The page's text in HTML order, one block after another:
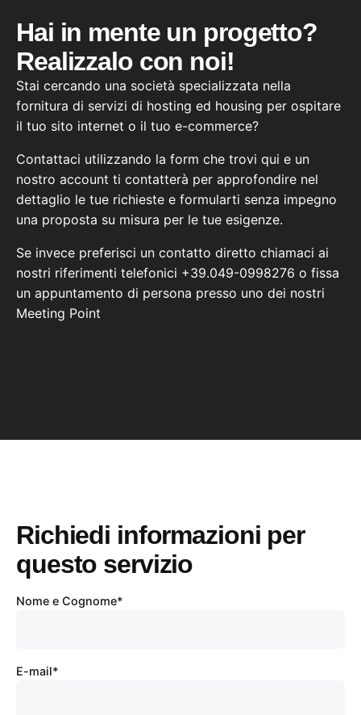
Hai in mente un progetto?
Realizzalo con noi!
Stai cercando una società specializzata nella
fornitura di servizi di hosting ed housing per ospitare
il tuo sito internet o il tuo e-commerce?
Contattaci utilizzando la form che trovi qui e un
nostro account ti contatterà per approfondire nel
dettaglio le tue richieste e formularti senza impegno
una proposta su misura per le tue esigenze.
Se invece preferisci un contatto diretto chiamaci ai
nostri riferimenti telefonici +39.049-0998276 o fissa
un appuntamento di persona presso uno dei nostri
Meeting Point
Richiedi informazioni per
questo servizio
Nome e Cognome*
E-mail*